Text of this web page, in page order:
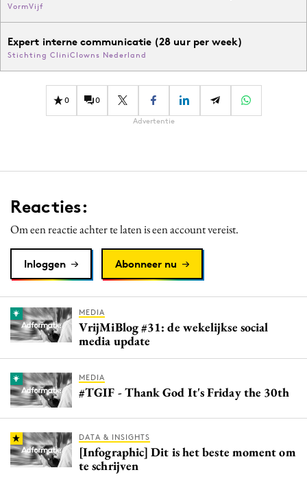
VormVijf
Expert interne communicatie (28 uur per week)
Stichting CliniClowns Nederland
0 0
Advertentie
Reacties:
Om een reactie achter te laten is een account vereist.
Inloggen Abonneer nu
MEDIA
VrijMiBlog #31: de wekelijkse social
media update
MEDIA
#TGIF - Thank God It's Friday the 30th
DATA & INSIGHTS
[Infographic] Dit is het beste moment om
te schrijven